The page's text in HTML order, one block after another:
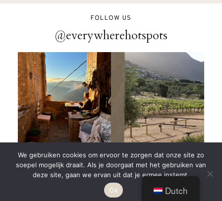
FOLLOW US
@everywherehotspots
@2024 EVERYWHEREHOTSPOTS - YOUR FAVORITE ONLINE
GUIDE
BACK TO TOP Dutch
We gebruiken cookies om ervoor te zorgen dat onze site zo
soepel mogelijk draait. Als je doorgaat met het gebruiken van
deze site, gaan we ervan uit dat je ermee instemt.
Ok